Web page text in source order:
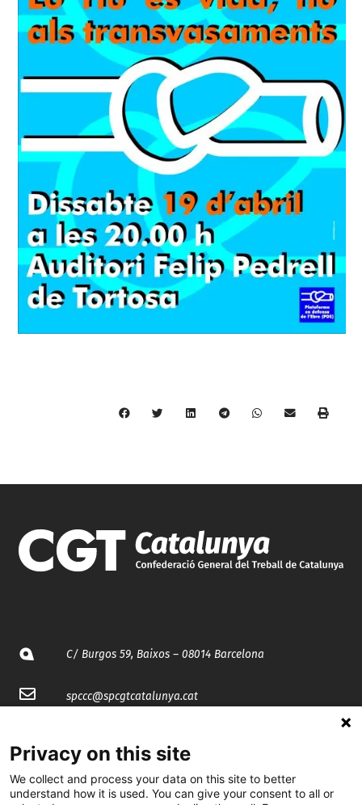
C/ Burgos 59, Baixos – 08014 Barcelona
spccc@spcgtcatalunya.cat
@CGTCatalunya
Privacy on this site
We collect and process your data on this site to better
understand how it is used. You can give your consent to all or